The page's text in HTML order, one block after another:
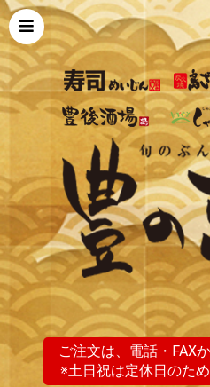
ご注文は、電話・FAX
※土日祝は定休日のた